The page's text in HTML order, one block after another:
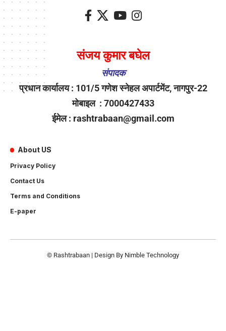
संजय कुमार बघेल
संपादक
प्रधान कार्यालय : 101/5 गणेश स्नेहल अपार्टमेंट, नागपुर-22
मोबाइल : 7000427433
ईमेल : rashtrabaan@gmail.com
About US
Privacy Policy
Contact Us
Terms and Conditions
E-paper
© Rashtrabaan | Design By Nimble Technology